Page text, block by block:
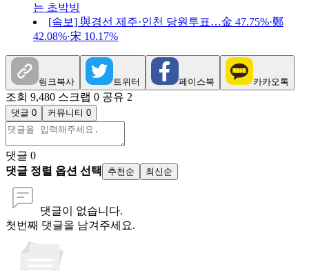
는 초박빙
[속보] 與경선 제주·인천 당원투표…金 47.75%·鄭
42.08%·宋 10.17%
링크복사 트위터 페이스북 카카오톡
조회 9,480 스크랩 0 공유 2
댓글 0 커뮤니티 0
댓글 0
댓글 정렬 옵션 선택
추천순 최신순
댓글이 없습니다.
첫번째 댓글을 남겨주세요.